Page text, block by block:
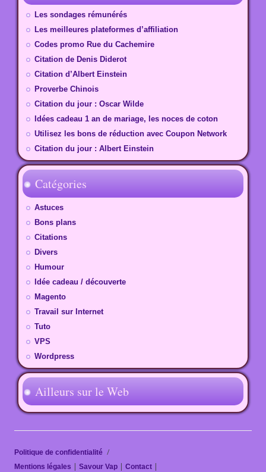
Les sondages rémunérés
Les meilleures plateformes d’affiliation
Codes promo Rue du Cachemire
Citation de Denis Diderot
Citation d’Albert Einstein
Proverbe Chinois
Citation du jour : Oscar Wilde
Idées cadeau 1 an de mariage, les noces de coton
Utilisez les bons de réduction avec Coupon Network
Citation du jour : Albert Einstein
Catégories
Astuces
Bons plans
Citations
Divers
Humour
Idée cadeau / découverte
Magento
Travail sur Internet
Tuto
VPS
Wordpress
Ailleurs sur le Web
Politique de confidentialité
Mentions légales | Savour Vap | Contact |